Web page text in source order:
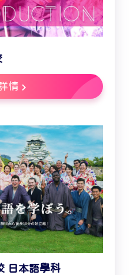
情
日本語學科